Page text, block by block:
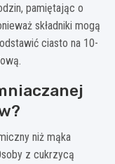
pamiętając o
składniki mogą
ciasto na 10-
niż mąka
z cukrzycą